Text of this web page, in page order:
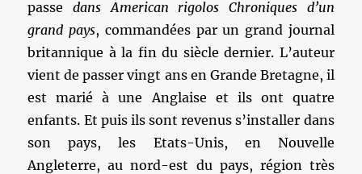
passedans American rigolos Chroniques d’un
grand pays, commandées par un grand journal
britannique à la fin du siècle dernier. L’auteur
vient de passer vingt ans en Grande Bretagne, il
est marié à une Anglaise et ils ont quatre
enfants. Et puis ils sont revenus s’installer dans
son pays, les Etats-Unis, en Nouvelle
Angleterre, au nord-est du pays, région très